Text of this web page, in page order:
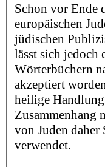
Schon vor Ende
europäischen
jüdischen
lässt sich jedoch
Wörterbüchern
akzeptiert
heilige
Zusammenhang
von Juden
verwendet.